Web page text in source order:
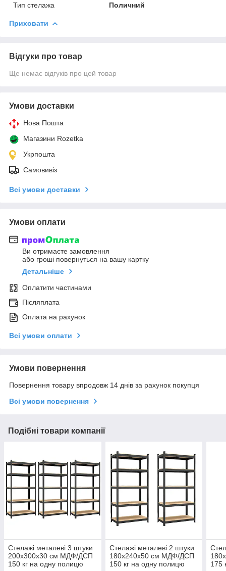
Тип стелажа Поличний
Приховати
Відгуки про товар
Ще немає відгуків про цей товар
Умови доставки
Нова Пошта
Магазини Rozetka
Укрпошта
Самовивіз
Всі умови доставки
Умови оплати
Ви отримаєте замовлення
або гроші повернуться на вашу картку
Детальніше
Оплатити частинами
Післяплата
Оплата на рахунок
Всі умови оплати
Умови повернення
Повернення товару впродовж 14 днів за рахунок покупця
Всі умови повернення
Подібні товари компанії
Стелажі металеві 3 штуки
200х300х30 см МДФ/ДСП
150 кг на одну полицю
Стелажі металеві 2 штуки
180х240х50 см МДФ/ДСП
150 кг на одну полицю
175